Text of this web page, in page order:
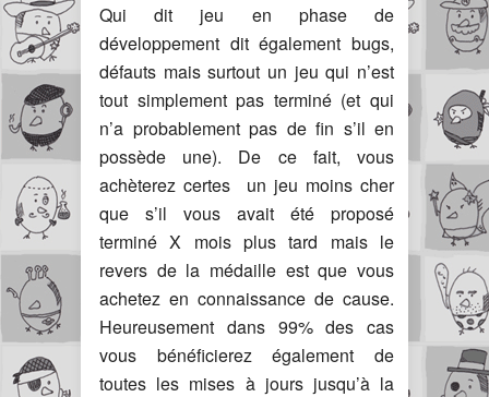
Qui dit jeu en phase de
développement dit également bugs,
défauts mais surtout un jeu qui n’est
tout simplement pas terminé (et qui
n’a probablement pas de fin s’il en
possède une). De ce fait, vous
achèterez certes un jeu moins cher
que s’il vous avait été proposé
terminé X mois plus tard mais le
revers de la médaille est que vous
achetez en connaissance de cause.
Heureusement dans 99% des cas
vous bénéficierez également de
toutes les mises à jours jusqu’à la